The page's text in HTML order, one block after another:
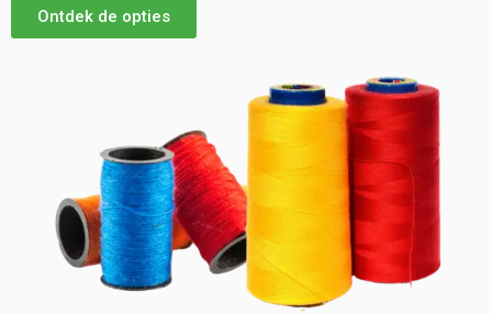
Ontdek de opties